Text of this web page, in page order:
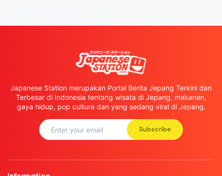
Japanese Station merupakan Portal Berita Jepang Terkini dan
Terbesar di Indonesia tentang wisata di Jepang, makanan,
gaya hidup, pop culture dan yang sedang viral di Jepang.
Subscribe